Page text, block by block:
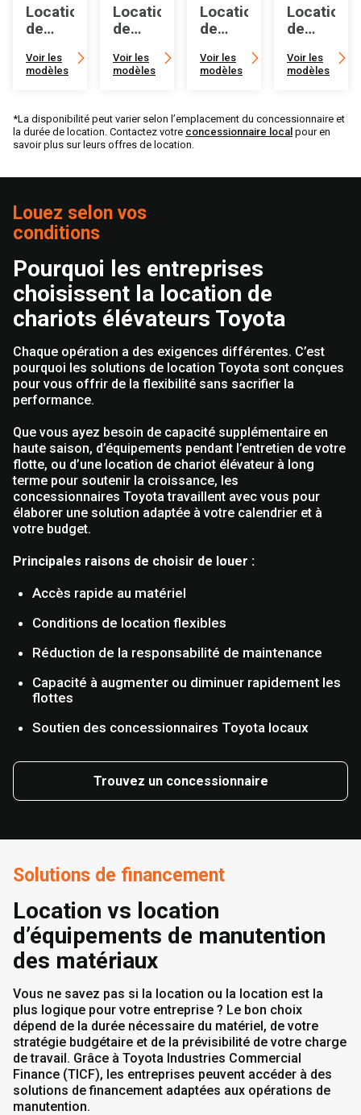
Location
de
Picker
Voir les
modèles
Location
de
élévateurs
pneumatiques
Voir les
modèles
Location
de
élévateurs
à
intégré
Voir les
modèles
Location
de
élévateurs
lourds
Voir les
modèles
*La disponibilité peut varier selon l’emplacement du concessionnaire et
la durée de location. Contactez votre concessionnaire local pour en
savoir plus sur leurs offres de location.
Louez selon vos
conditions
Pourquoi les entreprises
choisissent la location de
chariots élévateurs Toyota
Chaque opération a des exigences différentes. C’est
pourquoi les solutions de location Toyota sont conçues
pour vous offrir de la flexibilité sans sacrifier la
performance.
Que vous ayez besoin de capacité supplémentaire en
haute saison, d’équipements pendant l’entretien de votre
flotte, ou d’une location de chariot élévateur à long
terme pour soutenir la croissance, les
concessionnaires Toyota travaillent avec vous pour
élaborer une solution adaptée à votre calendrier et à
votre budget.
Principales raisons de choisir de louer :
Accès rapide au matériel
Conditions de location flexibles
Réduction de la responsabilité de maintenance
Capacité à augmenter ou diminuer rapidement les
flottes
Soutien des concessionnaires Toyota locaux
Trouvez un concessionnaire
Solutions de financement
Location vs location
d’équipements de manutention
des matériaux
Vous ne savez pas si la location ou la location est la
plus logique pour votre entreprise ? Le bon choix
dépend de la durée nécessaire du matériel, de votre
stratégie budgétaire et de la prévisibilité de votre charge
de travail. Grâce à Toyota Industries Commercial
Finance (TICF), les entreprises peuvent accéder à des
solutions de financement adaptées aux opérations de
manutention.